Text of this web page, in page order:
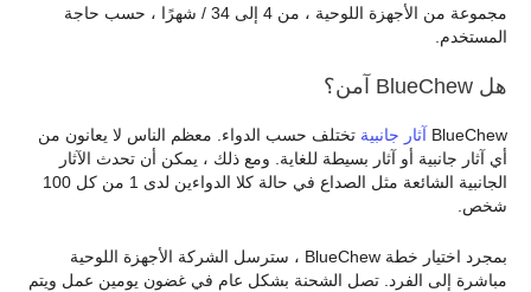
مجموعة من الأجهزة اللوحية ، من 4 إلى 34 / شهرًا ، حسب حاجة
المستخدم.
هل BlueChew آمن؟
BlueChew آثار جانبية تختلف حسب الدواء. معظم الناس لا يعانون من
أي آثار جانبية أو آثار بسيطة للغاية. ومع ذلك ، يمكن أن تحدث الآثار
الجانبية الشائعة مثل الصداع في حالة كلا الدواءين لدى 1 من كل 100
شخص.
بمجرد اختيار خطة BlueChew ، سترسل الشركة الأجهزة اللوحية
مباشرة إلى الفرد. تصل الشحنة بشكل عام في غضون يومين عمل ويتم